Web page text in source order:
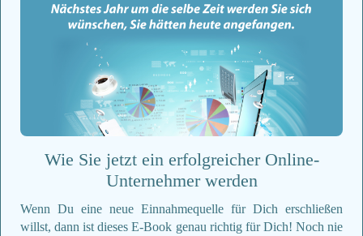
Wie Sie jetzt ein erfolgreicher Online-
Unternehmer werden
Wenn Du eine neue Einnahmequelle für Dich erschließen
willst, dann ist dieses E-Book genau richtig für Dich! Noch nie